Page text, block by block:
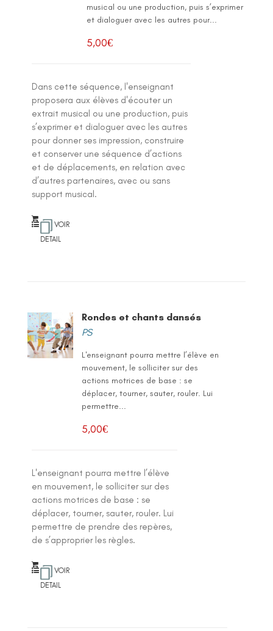
musical ou une production, puis s’exprimer
et dialoguer avec les autres pour...
5,00€
Dans cette séquence, l'enseignant
proposera aux élèves d'écouter un
extrait musical ou une production, puis
s’exprimer et dialoguer avec les autres
pour donner ses impression, construire
et conserver une séquence d’actions
et de déplacements, en relation avec
d’autres partenaires, avec ou sans
support musical.
VOIR
DETAIL
Rondes et chants dansés
PS
L'enseignant pourra mettre l’élève en
mouvement, le solliciter sur des
actions motrices de base : se
déplacer, tourner, sauter, rouler. Lui
permettre...
5,00€
L'enseignant pourra mettre l’élève
en mouvement, le solliciter sur des
actions motrices de base : se
déplacer, tourner, sauter, rouler. Lui
permettre de prendre des repères,
de s’approprier les règles.
VOIR
DETAIL